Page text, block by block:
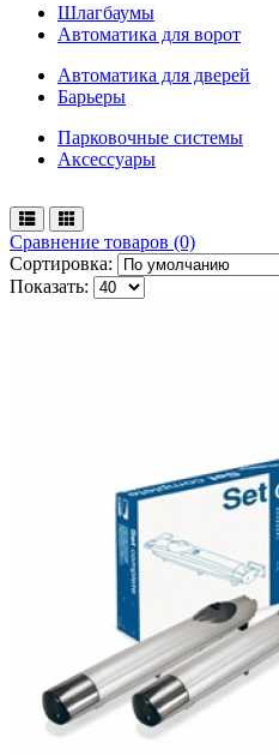
Шлагбаумы
Автоматика для ворот
Автоматика для дверей
Барьеры
Парковочные системы
Аксессуары
Сравнение товаров (0)
Сортировка:
Показать: